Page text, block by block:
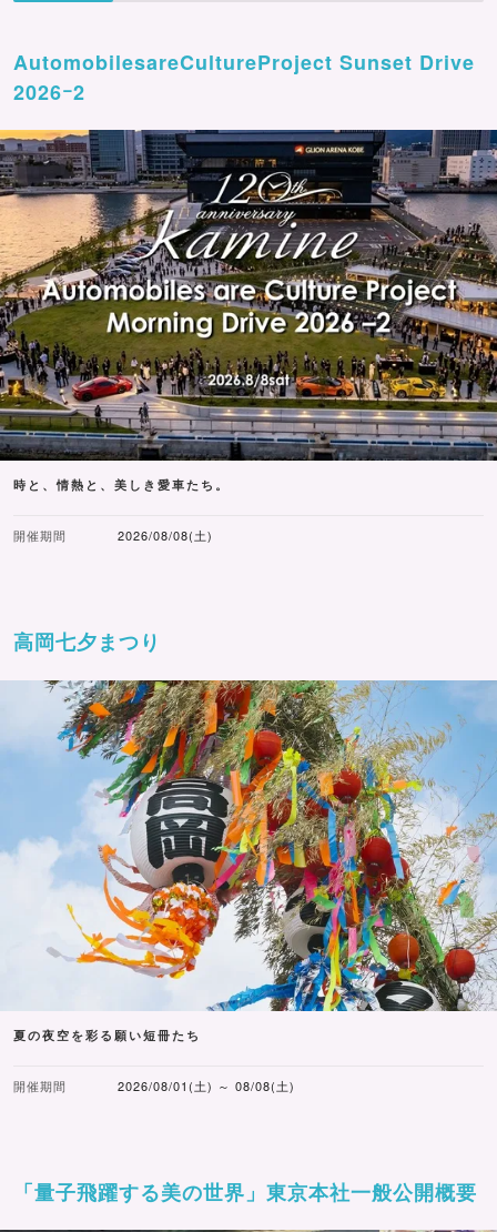
AutomobilesareCultureProject Sunset Drive
2026ｰ2
時と、情熱と、美しき愛車たち。
開催期間 2026/08/08(土)
高岡七夕まつり
夏の夜空を彩る願い短冊たち
開催期間 2026/08/01(土) ～ 08/08(土)
「量子飛躍する美の世界」東京本社一般公開概要